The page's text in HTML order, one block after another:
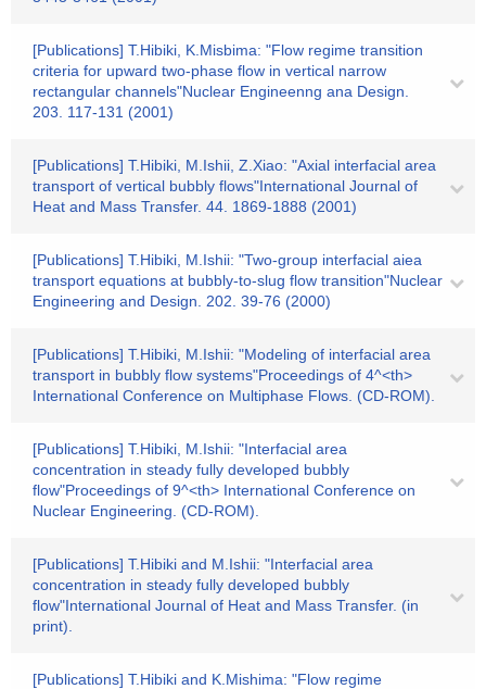
[Publications] T.Hibiki, K.Misbima: "Flow regime transition
criteria for upward two-phase flow in vertical narrow
rectangular channels"Nuclear Engineenng ana Design.
203. 117-131 (2001)
[Publications] T.Hibiki, M.Ishii, Z.Xiao: "Axial interfacial area
transport of vertical bubbly flows"International Journal of
Heat and Mass Transfer. 44. 1869-1888 (2001)
[Publications] T.Hibiki, M.Ishii: "Two-group interfacial aiea
transport equations at bubbly-to-slug flow transition"Nuclear
Engineering and Design. 202. 39-76 (2000)
[Publications] T.Hibiki, M.Ishii: "Modeling of interfacial area
transport in bubbly flow systems"Proceedings of 4^<th>
International Conference on Multiphase Flows. (CD-ROM).
[Publications] T.Hibiki, M.Ishii: "Interfacial area
concentration in steady fully developed bubbly
flow"Proceedings of 9^<th> International Conference on
Nuclear Engineering. (CD-ROM).
[Publications] T.Hibiki and M.Ishii: "Interfacial area
concentration in steady fully developed bubbly
flow"International Journal of Heat and Mass Transfer. (in
print).
[Publications] T.Hibiki and K.Mishima: "Flow regime